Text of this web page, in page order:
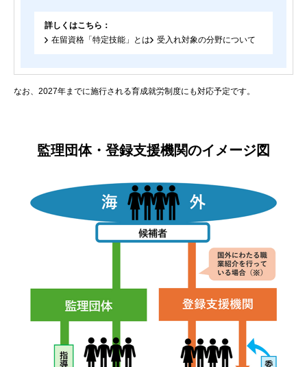
詳しくはこちら：
在留資格「特定技能」とは
受入れ対象の分野について
なお、2027年までに施行される育成就労制度にも対応予定です。
監理団体・登録支援機関のイメージ図